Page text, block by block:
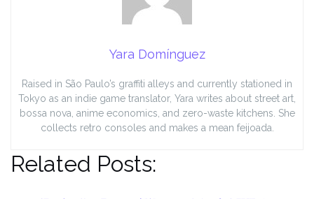
Yara Domínguez
Raised in São Paulo’s graffiti alleys and currently stationed in
Tokyo as an indie game translator, Yara writes about street art,
bossa nova, anime economics, and zero-waste kitchens. She
collects retro consoles and makes a mean feijoada.
Related Posts: